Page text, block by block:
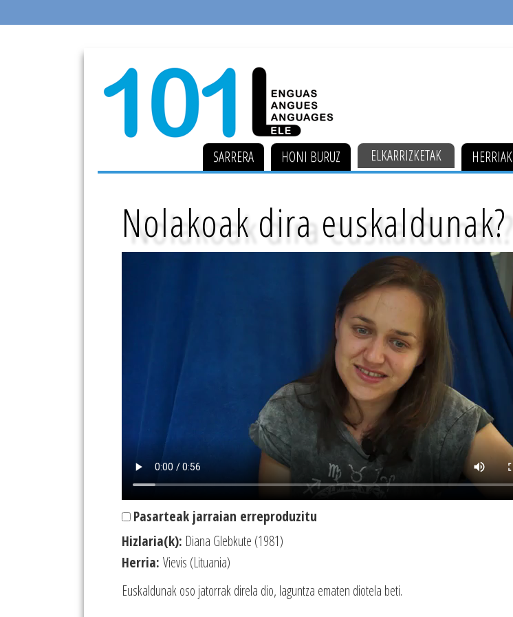
SARRERA HONI BURUZ ELKARRIZKETAK HERRIAK
Nolakoak dira euskaldunak?
Pasarteak jarraian erreproduzitu
Hizlaria(k): Diana Glebkute (1981)
Herria: Vievis (Lituania)
Euskaldunak oso jatorrak direla dio, laguntza ematen diotela beti.